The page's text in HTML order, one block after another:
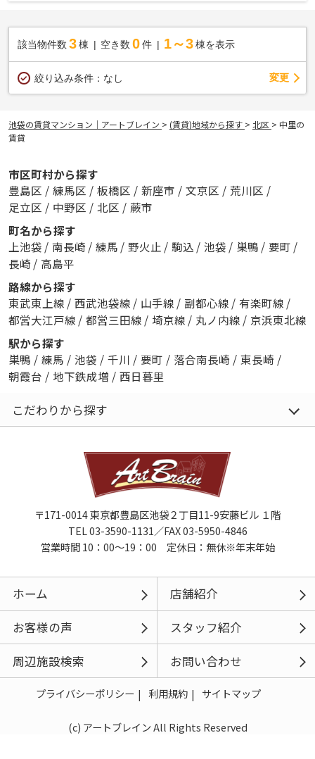
該当物件数 3棟 空き数 0 件 1～3 棟を表示
絞り込み条件： なし 変更
池袋の賃貸マンション｜アートブレイン > (賃貸)地域から探す > 北区 > 中里の
賃貸
市区町村から探す
豊島区 / 練馬区 / 板橋区 / 新座市 / 文京区 / 荒川区 /
足立区 / 中野区 / 北区 / 蕨市
町名から探す
上池袋 / 南長崎 / 練馬 / 野火止 / 駒込 / 池袋 / 巣鴨 / 要町 /
長崎 / 高島平
路線から探す
東武東上線 / 西武池袋線 / 山手線 / 副都心線 / 有楽町線 /
都営大江戸線 / 都営三田線 / 埼京線 / 丸ノ内線 / 京浜東北線
駅から探す
巣鴨 / 練馬 / 池袋 / 千川 / 要町 / 落合南長崎 / 東長崎 /
朝霞台 / 地下鉄成増 / 西日暮里
こだわりから探す
〒171-0014 東京都豊島区池袋２丁目11-9安藤ビル １階
TEL 03-3590-1131／FAX 03-5950-4846
営業時間 10：00～19：00 定休日：無休※年末年始
ホーム
店舗紹介
お客様の声
スタッフ紹介
周辺施設検索
お問い合わせ
プライバシーポリシー 利用規約 サイトマップ
(c) アートブレイン All Rights Reserved